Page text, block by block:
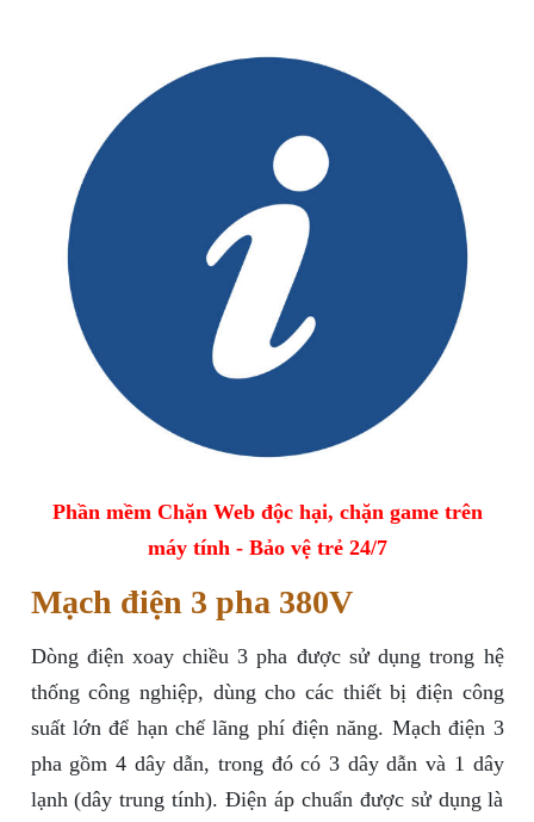
Phần mềm Chặn Web độc hại, chặn game trên
máy tính - Bảo vệ trẻ 24/7
Mạch điện 3 pha 380V
Dòng điện xoay chiều 3 pha được sử dụng trong hệ
thống công nghiệp, dùng cho các thiết bị điện công
suất lớn để hạn chế lãng phí điện năng. Mạch điện 3
pha gồm 4 dây dẫn, trong đó có 3 dây dẫn và 1 dây
lạnh (dây trung tính). Điện áp chuẩn được sử dụng là